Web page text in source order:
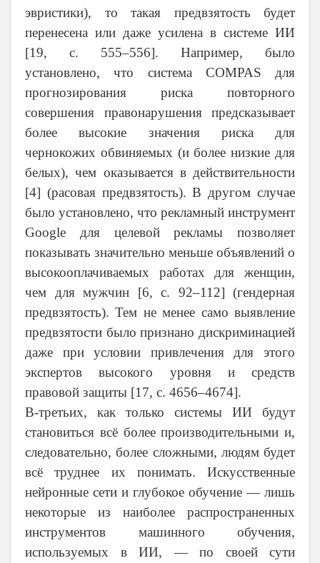
эвристики), то такая предвзятость будет
перенесена или даже усилена в системе ИИ
[19, c. 555–556]. Например, было
установлено, что система COMPAS для
прогнозирования риска повторного
совершения правонарушения предсказывает
более высокие значения риска для
чернокожих обвиняемых (и более низкие для
белых), чем оказывается в действительности
[4] (расовая предвзятость). В другом случае
было установлено, что рекламный инструмент
Google для целевой рекламы позволяет
показывать значительно меньше объявлений о
высокооплачиваемых работах для женщин,
чем для мужчин [6, c. 92–112] (гендерная
предвзятость). Тем не менее само выявление
предвзятости было признано дискриминацией
даже при условии привлечения для этого
экспертов высокого уровня и средств
правовой защиты [17, c. 4656–4674].
В-третьих, как только системы ИИ будут
становиться всё более производительными и,
следовательно, более сложными, людям будет
всё труднее их понимать. Искусственные
нейронные сети и глубокое обучение — лишь
некоторые из наиболее распространенных
инструментов машинного обучения,
используемых в ИИ, — по своей сути